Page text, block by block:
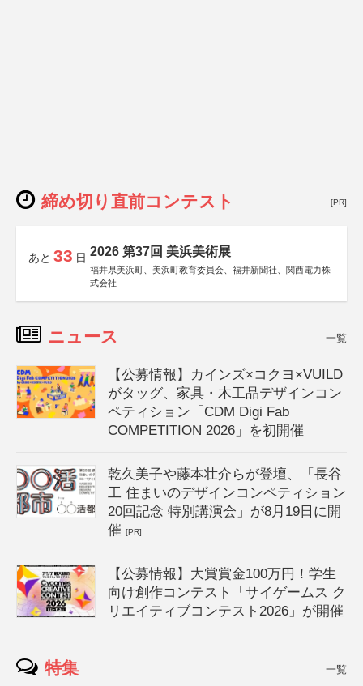
締め切り直前コンテスト [PR]
あと 33 日 2026 第37回 美浜美術展
福井県美浜町、美浜町教育委員会、福井新聞社、関西電力株
式会社
ニュース 一覧
【公募情報】カインズ×コクヨ×VUILD
がタッグ、家具・木工品デザインコン
ペティション「CDM Digi Fab
COMPETITION 2026」を初開催
乾久美子や藤本壮介らが登壇、「長谷
工 住まいのデザインコンペティション
20回記念 特別講演会」が8月19日に開
催[PR]
【公募情報】大賞賞金100万円！学生
向け創作コンテスト「サイゲームス ク
リエイティブコンテスト2026」が開催
特集 一覧